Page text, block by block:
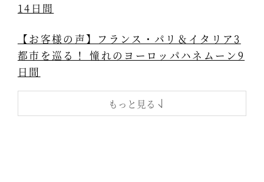
14日間
【お客様の声】フランス・パリ＆イタリア3
都市を巡る！ 憧れのヨーロッパハネムーン9
日間
もっと見る